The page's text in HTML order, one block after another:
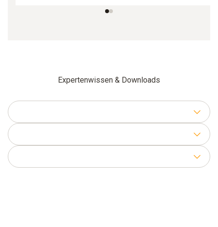
Expertenwissen & Downloads